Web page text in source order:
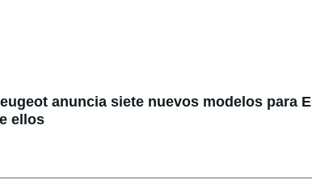
anuncia siete nuevos modelos para
ellos